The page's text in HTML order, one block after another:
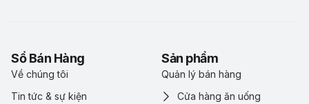
Sổ Bán Hàng
Về chúng tôi
Tin tức & sự kiện
Sản phẩm
Quản lý bán hàng
Cửa hàng ăn uống